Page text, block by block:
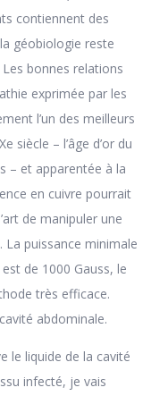
contiennent des
géobiologie reste
bonnes relations
exprimée par les
l’un des meilleurs
siècle – l’âge d’or du
– et apparentée à la
en cuivre pourrait
de manipuler une
puissance minimale
de 1000 Gauss, le
très efficace.
abdominale.
le liquide de la cavité
infecté, je vais